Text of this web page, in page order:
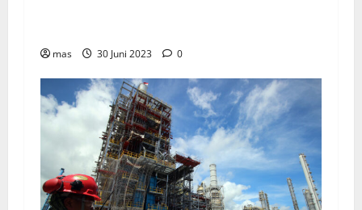
mas 30 Juni 2023 0